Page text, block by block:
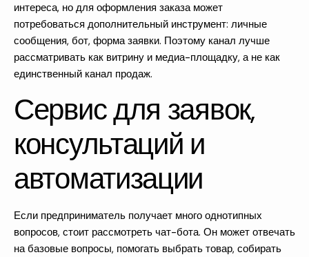
интереса, но для оформления заказа может
потребоваться дополнительный инструмент: личные
сообщения, бот, форма заявки. Поэтому канал лучше
рассматривать как витрину и медиа-площадку, а не как
единственный канал продаж.
Сервис для заявок,
консультаций и
автоматизации
Если предприниматель получает много однотипных
вопросов, стоит рассмотреть чат-бота. Он может отвечать
на базовые вопросы, помогать выбрать товар, собирать